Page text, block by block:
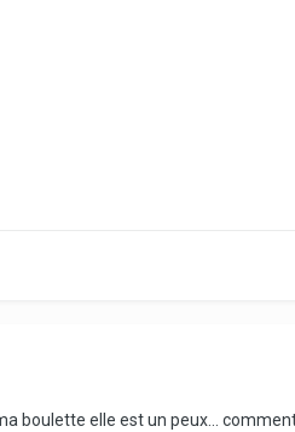
boulette elle est un peux...